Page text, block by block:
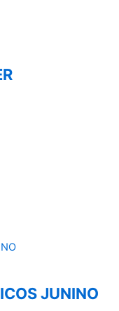
JUNINO